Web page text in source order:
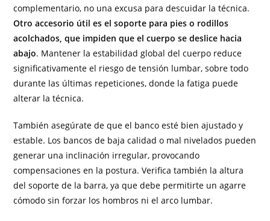
complementario, no una excusa para descuidar la técnica.
Otro accesorio útil es el soporte para pies o rodillos
acolchados, que impiden que el cuerpo se deslice hacia
abajo. Mantener la estabilidad global del cuerpo reduce
significativamente el riesgo de tensión lumbar, sobre todo
durante las últimas repeticiones, donde la fatiga puede
alterar la técnica.
También asegúrate de que el banco esté bien ajustado y
estable. Los bancos de baja calidad o mal nivelados pueden
generar una inclinación irregular, provocando
compensaciones en la postura. Verifica también la altura
del soporte de la barra, ya que debe permitirte un agarre
cómodo sin forzar los hombros ni el arco lumbar.